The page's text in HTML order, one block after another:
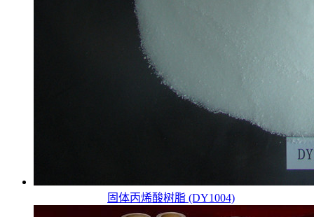
固体丙烯酸树脂 (DY1004)